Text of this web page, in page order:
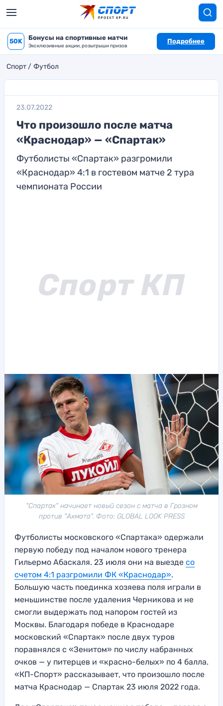
50K Бонусы на спортивные матчи
Эксклюзивные акции, розыгрыши призов
Подробнее
Спорт Футбол
23.07.2022
Что произошло после матча
«Краснодар» — «Спартак»
Футболисты «Спартак» разгромили
«Краснодар» 4:1 в гостевом матче 2 тура
чемпионата России
"Спартак" начинает новый сезон с матча в Грозном
против "Ахмата". Фото: GLOBAL LOOK PRESS
Футболисты московского «Спартака» одержали
первую победу под началом нового тренера
Гильермо Абаскаля. 23 июля они на выезде со
счетом 4:1 разгромили ФК «Краснодар».
Большую часть поединка хозяева поля играли в
меньшинстве после удаления Черникова и не
смогли выдержать под напором гостей из
Москвы. Благодаря победе в Краснодаре
московский «Спартак» после двух туров
поравнялся с «Зенитом» по числу набранных
очков — у питерцев и «красно-белых» по 4 балла.
«КП-Спорт» рассказывает, что произошло после
матча Краснодар — Спартак 23 июля 2022 года.